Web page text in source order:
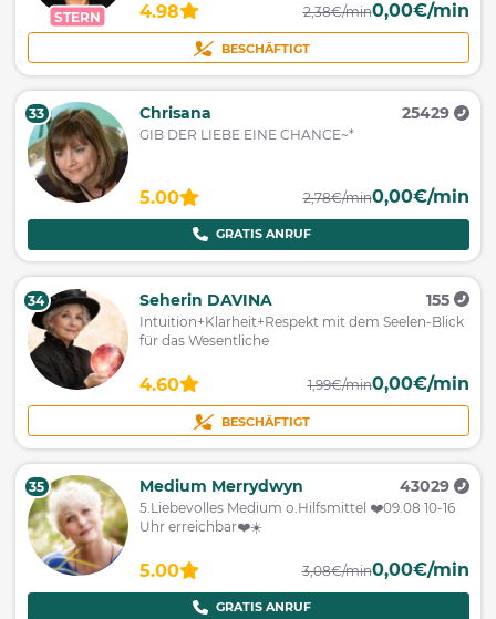
STERN 4.98 2,38€/min0,00€/min
BESCHÄFTIGT
33 Chrisana 25429
GIB DER LIEBE EINE CHANCE~*
5.00 2,78€/min0,00€/min
GRATIS ANRUF
34 Seherin DAVINA 155
Intuition+Klarheit+Respekt mit dem Seelen-Blick
für das Wesentliche
4.60 1,99€/min0,00€/min
BESCHÄFTIGT
35 Medium Merrydwyn 43029
5.Liebevolles Medium o.Hilfsmittel ❤️09.08 10-16
Uhr erreichbar❤️☀️
5.00 3,08€/min0,00€/min
GRATIS ANRUF